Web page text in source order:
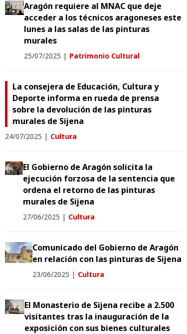
Aragón requiere al MNAC que deje
acceder a los técnicos aragoneses este
lunes a las salas de las pinturas
murales
25/07/2025 | Patrimonio Cultural
La consejera de Educación, Cultura y
Deporte informa en rueda de prensa
sobre la devolución de las pinturas
murales de Sijena
24/07/2025 | Cultura
El Gobierno de Aragón solicita la
ejecución forzosa de la sentencia que
ordena el retorno de las pinturas
murales de Sijena
27/06/2025 | Cultura
Comunicado del Gobierno de Aragón
en relación con las pinturas de Sijena
23/06/2025 | Cultura
El Monasterio de Sijena recibe a 2.500
visitantes tras la inauguración de la
exposición con sus bienes culturales